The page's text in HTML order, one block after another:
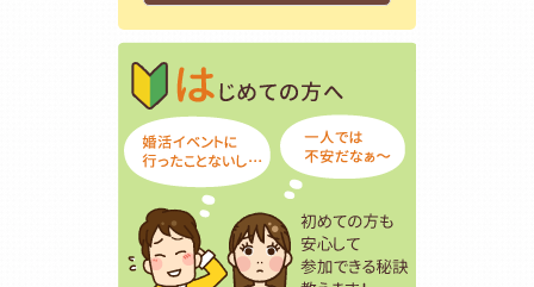
はじめての方